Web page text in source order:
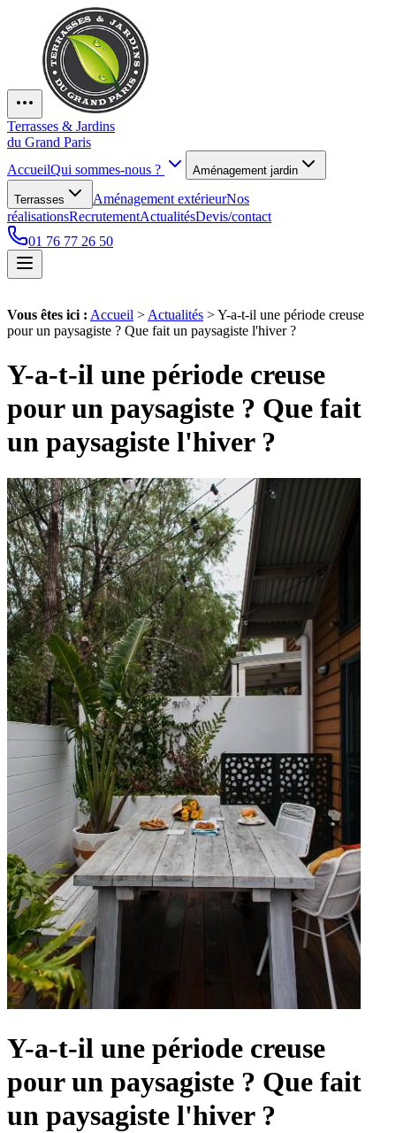
Terrasses & Jardins
du Grand Paris
AccueilQui sommes-nous ? Aménagement jardin
Terrasses Aménagement extérieurNos
réalisationsRecrutementActualitésDevis/contact
01 76 77 26 50
Vous êtes ici : Accueil > Actualités >Y-a-t-il une période creuse
pour un paysagiste ? Que fait un paysagiste l'hiver ?
Y-a-t-il une période creuse
pour un paysagiste ? Que fait
un paysagiste l'hiver ?
Y-a-t-il une période creuse
pour un paysagiste ? Que fait
un paysagiste l'hiver ?